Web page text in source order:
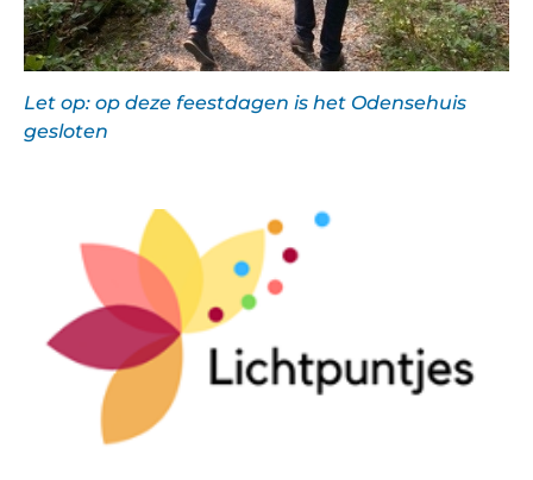
Let op: op deze feestdagen is het Odensehuis
gesloten